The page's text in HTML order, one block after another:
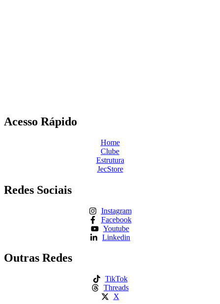
Acesso Rápido
Home
Clube
Estrutura
JecStore
Redes Sociais
Instagram
Facebook
Youtube
Linkedin
Outras Redes
TikTok
Threads
X